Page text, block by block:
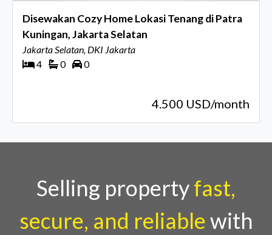
Disewakan Cozy Home Lokasi Tenang di Patra
Kuningan, Jakarta Selatan
Jakarta Selatan, DKI Jakarta
4
0 0
4.500 USD/month
Selling propertyfast,
secure, and reliablewith